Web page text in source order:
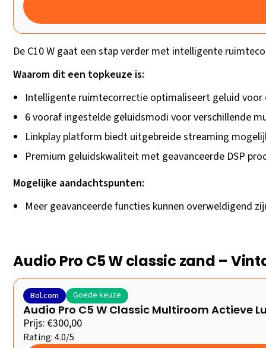
De C10 W gaat een stap verder met intelligente
Waarom dit een topkeuze is:
Intelligente ruimtecorrectie optimaliseert geluid voor
6 vooraf ingestelde geluidsmodi voor verschillende
Linkplay platform biedt uitgebreide streaming
Premium geluidskwaliteit met geavanceerde DSP
Mogelijke aandachtspunten:
Meer geavanceerde functies kunnen overweldigend
Audio Pro C5 W classic zand –
Bol.com Goede keuze
Audio Pro C5 W Classic Multiroom Actieve
Prijs: €300,00
Rating: 4.0/5